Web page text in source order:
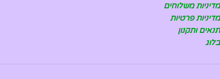
מדיניות משלוחים
מדיניות פרטיות
תנאים ותקנון
בלוג